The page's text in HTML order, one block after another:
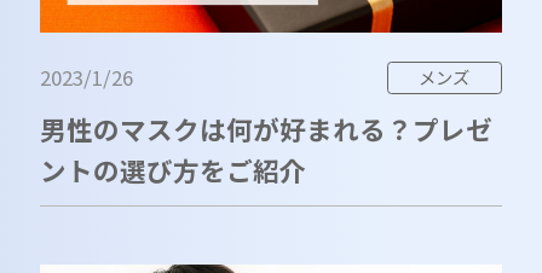
男性のマスクは何が好まれる？プレゼ
ントの選び方をご紹介
2023/1/26 メンズ